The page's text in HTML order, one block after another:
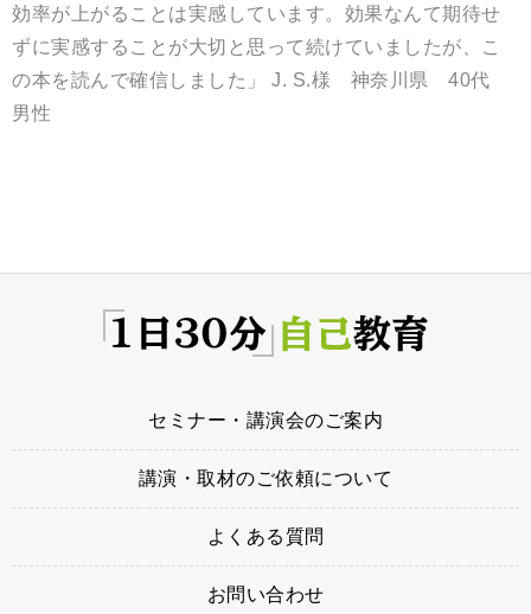
効率が上がることは実感しています。効果なんて期待せ
ずに実感することが大切と思って続けていましたが、こ
の本を読んで確信しました 」 J. S.様 神奈川県 40代
男性
セミナー・講演会のご案内
講演・取材のご依頼について
よくある質問
お問い合わせ